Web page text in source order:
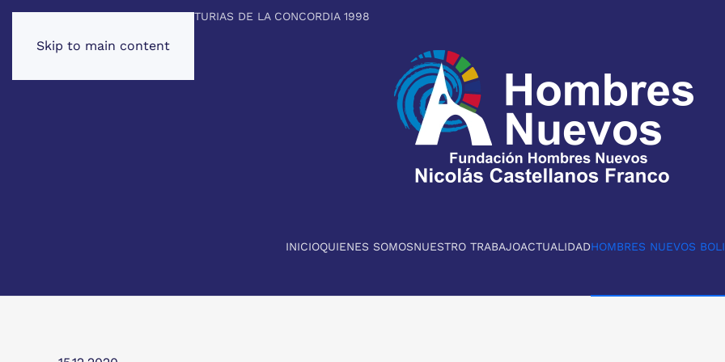
Skip to main content
PREMIO PRINCIPE DE ASTURIAS DE LA CONCORDIA 1998
INICIOQUIENES SOMOSNUESTRO TRABAJOACTUALIDADHOMBRES NUEVOS